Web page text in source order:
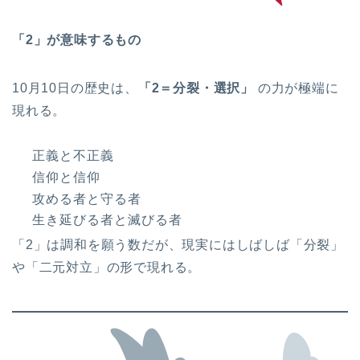
「2」が意味するもの
10月10日の歴史は、 「2＝分裂・選択」
の力が極端に
現れる。
正義と不正義
信仰と信仰
攻める者と守る者
生き延びる者と滅びる者
「2」は調和を願う数だが、現実にはしばしば「分裂」
や「二元対立」の形で現れる。